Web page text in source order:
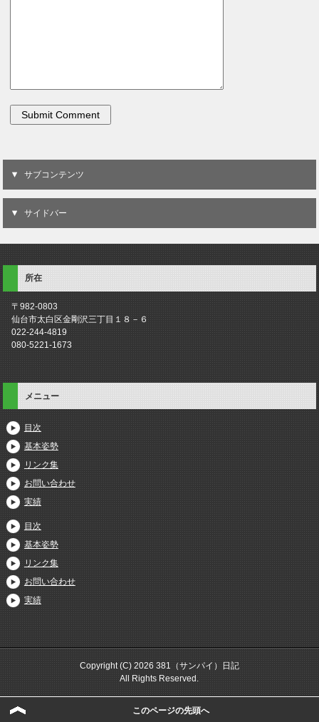
サブコンテンツ
サイドバー
所在
〒982-0803
仙台市太白区金剛沢三丁目１８－６
022-244-4819
080-5221-1673
メニュー
目次
基本姿勢
リンク集
お問い合わせ
実績
目次
基本姿勢
リンク集
お問い合わせ
実績
Copyright (C) 2026 381（サンパイ）日記
All Rights Reserved.
このページの先頭へ